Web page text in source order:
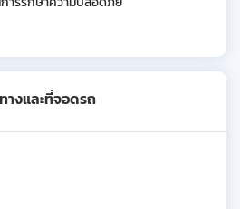
างและที่จอดรถ